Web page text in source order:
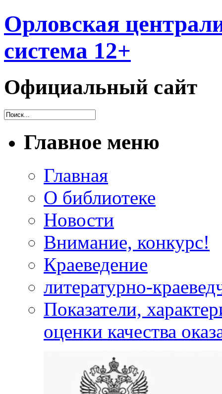
Орловская
система 12+
Официальный сайт
Главное меню
Главная
О библиотеке
Новости
Внимание, конкурс!
Краеведение
литературно-
Показатели,
оценки качества